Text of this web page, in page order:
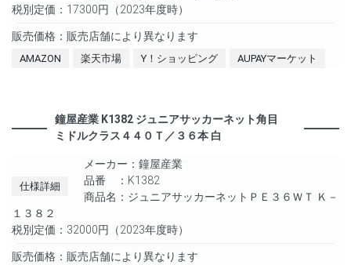
税別定価：17300円（2023年度時）
販売価格：販売店舗により異なります
AMAZON 楽天市場 Y！ショッピング AUPAYマーケット
鐘屋産業 K1382 ジュニアサッカーネット角目
ミドルクラス４４０Ｔ／３６本 白
仕様詳細
メーカー：鐘屋産業
品番 ：K1382
商品名：ジュニアサッカーネットＰＥ３６ＷＴ Ｋ－
１３８２
税別定価：32000円（2023年度時）
販売価格：販売店舗により異なります